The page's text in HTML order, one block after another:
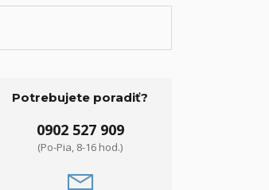
Potrebujete poradiť?
0902 527 909
(Po-Pia, 8-16 hod.)